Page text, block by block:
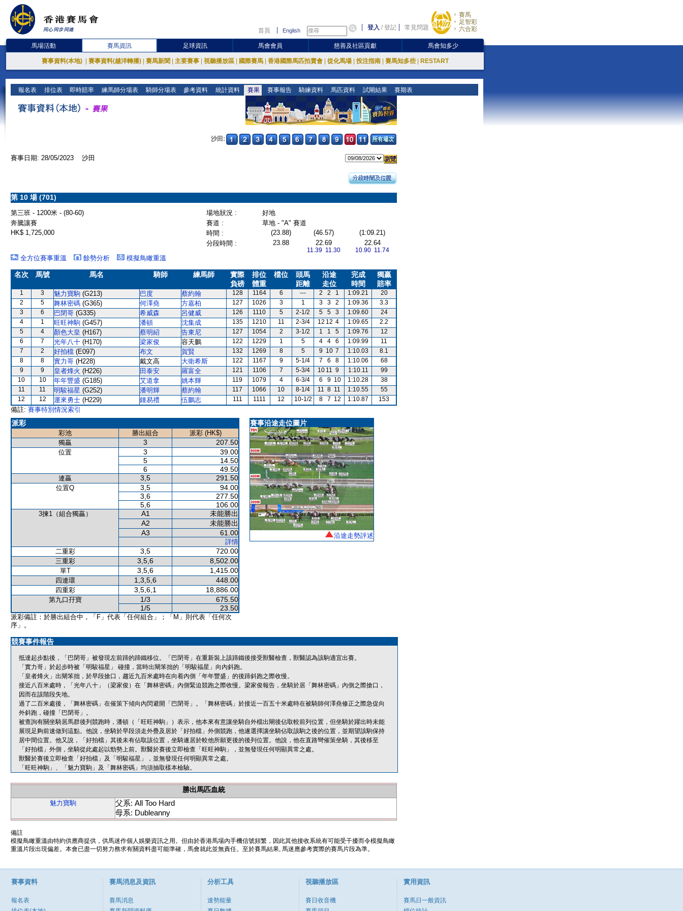
首頁 English 登入 /登記 常見問題
賽馬
足智彩
六合彩
馬場活動 賽馬資訊 足球資訊 馬會會員 慈善及社區貢獻 馬會知多少
賽事資料(本地) 賽事資料(越洋轉播) 賽馬新聞 主要賽事 視聽播放區 國際賽馬 香港國際馬匹拍賣會 從化馬場 投注指南 賽馬知多些 RESTART
報名表 排位表 即時賠率 練馬師分場表 騎師分場表 參考資料 統計資料 賽果 賽事報告 騎練資料 馬匹資料 試閘結果 賽期表
沙田:
賽事日期: 28/05/2023 沙田
第 10 場 (701)
第三班 - 1200米 - (80-60) 場地狀況 :
好地
奔騰讓賽
賽道 :
草地 - "A" 賽道
HK$ 1,725,000
時間 : (23.88) (46.57)
(1:09.21)
分段時間 :
23.88 22.69
11.39 11.30
22.64
10.90 11.74
全方位賽事重溫 餘勢分析 模擬鳥瞰重溫
名次 馬號 馬名 騎師 練馬師
實際
負磅
排位
體重
檔位
頭馬
距離
沿途
走位
完成
時間
獨贏
賠率
1 3 魅力寶駒 (G213) 巴度 蔡約翰 128 1164 6 --- 2 2 1 1:09.21
20
2
5 舞林密碼 (G365) 何澤堯 方嘉柏 127 1026 3 1 3 3 2 1:09.36
3.3
3
6 巴閉哥 (G335) 希威森 呂健威 126 1110 5 2-1/2 5 5 3 1:09.60
24
4
1 旺旺神駒 (G457) 潘頓 沈集成 135 1210 11 2-3/4 12 12 4 1:09.65
2.2
5
4 顏色大皇 (H167) 蔡明紹 告東尼 127 1054 2 3-1/2 1 1 5 1:09.76
12
6
7 光年八十 (H170) 梁家俊 容天鵬 122 1229 1 5 4 4 6 1:09.99
11
7
2 好拍檔 (E097) 布文 賀賢 132 1269 8 5 9 10 7 1:10.03
8.1
8
8 實力哥 (H228) 戴文高 大衛希斯 122 1167 9 5-1/4 7 6 8 1:10.06
68
9
9 皇者烽火 (H226) 田泰安 羅富全 121 1106 7 5-3/4 10 11 9 1:10.11
99
10
10 年年豐盛 (G185) 艾道拿 姚本輝 119 1079 4 6-3/4 6 9 10 1:10.28
38
11
11 明駿福星 (G252) 潘明輝 蔡約翰 117 1066 10 8-1/4 11 8 11 1:10.55
55
12
12 運來勇士 (H229) 鍾易禮 伍鵬志 111 1111 12 10-1/2 8 7 12 1:10.87 153
備註: 賽事特別情況索引
派彩
彩池 勝出組合
派彩 (HK$)
獨贏
3 207.50
位置 3
39.00
5
14.50
6
49.50
連贏 3,5 291.50
位置Q 3,5
94.00
3,6
277.50
5,6
106.00
3揀1（組合獨贏） A1
未能勝出
A2
未能勝出
A3
61.00
詳情
二重彩
3,5 720.00
三重彩 3,5,6 8,502.00
單T 3,5,6 1,415.00
四連環 1,3,5,6 448.00
四重彩 3,5,6,1 18,886.00
第九口孖寶 1/3
675.50
1/5
23.50
派彩備註：於勝出組合中，「F」代表「任何組合」；「M」則代表「任何次
序」。
賽事沿途走位圖片
沿途走勢評述
競賽事件報告
抵達起步點後，「巴閉哥」被發現左前蹄的蹄鐵移位。「巴閉哥」在重新裝上該蹄鐵後接受獸醫檢查，獸醫認為該駒適宜出賽。
「實力哥」於起步時被「明駿福星」 碰撞，當時出閘笨拙的「明駿福星」向內斜跑。
「皇者烽火」出閘笨拙，於早段搶口，趨近九百米處時在向着內側「年年豐盛」的後蹄斜跑之際收慢。
接近八百米處時，「光年八十」（梁家俊）在「舞林密碼」內側緊迫競跑之際收慢。梁家俊報告，坐騎於居「舞林密碼」內側之際搶口，
因而在該階段失地。
過了二百米處後，「舞林密碼」在催策下傾向內閃避開「巴閉哥」。「舞林密碼」於接近一百五十米處時在被騎師何澤堯修正之際急促向
外斜跑，碰撞「巴閉哥」。
被查詢有關坐騎居馬群後列競跑時，潘頓（「旺旺神駒」）表示，他本來有意讓坐騎自外檔出閘後佔取較前列位置，但坐騎於躍出時未能
展現足夠前速做到這點。他說，坐騎於早段須走外疊及居於「好拍檔」外側競跑，他遂選擇讓坐騎佔取該駒之後的位置，並期望該駒保持
居中間位置。他又說，「好拍檔」其後未有佔取該位置，坐騎遂居於較他所願更後的後列位置。他說，他在直路彎催策坐騎，其後移至
「好拍檔」外側，坐騎從此處起以勁勢上前。獸醫於賽後立即檢查「旺旺神駒」，並無發現任何明顯異常之處。
獸醫於賽後立即檢查「好拍檔」及「明駿福星」，並無發現任何明顯異常之處。
「旺旺神駒」、「魅力寶駒」及「舞林密碼」均須抽取樣本檢驗。
勝出馬匹血統
魅力寶駒
父系: All Too Hard
母系: Dubleanny
備註
模擬鳥瞰重溫由特約供應商提供，供馬迷作個人娛樂資訊之用。但由於香港馬場內手機信號頻繁，因此其他接收系統有可能受干擾而令模擬鳥瞰
重溫片段出現偏差。本會已盡一切努力務求有關資料盡可能準確，馬會就此並無責任。至於賽馬結果, 馬迷應參考實際的賽馬片段為準。
賽事資料
報名表
賽馬消息及資訊
賽馬消息
分析工具
速勢能量
視聽播放區
賽日收音機
實用資訊
賽馬日一般資訊